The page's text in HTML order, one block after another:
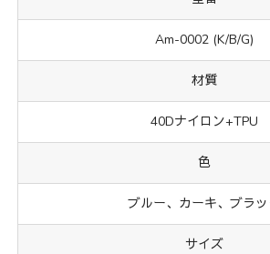
Am-0002 (K/B/G)
材質
40Dナイロン+TPU
色
ブルー、カーキ、ブラッ
サイズ